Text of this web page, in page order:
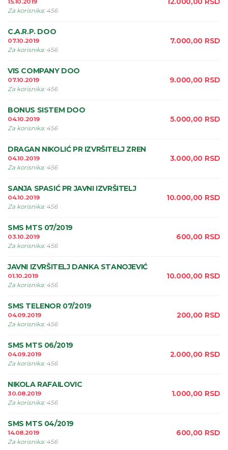
15.10.2019
Za korisnika: 456
C.A.R.P. DOO
07.10.2019
Za korisnika: 456
7.000,00 RSD
VIS COMPANY DOO
07.10.2019
Za korisnika: 456
9.000,00 RSD
BONUS SISTEM DOO
04.10.2019
Za korisnika: 456
5.000,00 RSD
DRAGAN NIKOLIĆ PR IZVRŠITELJ ZREN
04.10.2019
Za korisnika: 456
3.000,00 RSD
SANJA SPASIĆ PR JAVNI IZVRŠITELJ
04.10.2019
Za korisnika: 456
10.000,00 RSD
SMS MTS 07/2019
03.10.2019
Za korisnika: 456
600,00 RSD
JAVNI IZVRŠITELJ DANKA STANOJEVIĆ
01.10.2019
Za korisnika: 456
10.000,00 RSD
SMS TELENOR 07/2019
04.09.2019
Za korisnika: 456
200,00 RSD
SMS MTS 06/2019
04.09.2019
Za korisnika: 456
2.000,00 RSD
NIKOLA RAFAILOVIC
30.08.2019
Za korisnika: 456
1.000,00 RSD
SMS MTS 04/2019
14.08.2019
Za korisnika: 456
600,00 RSD